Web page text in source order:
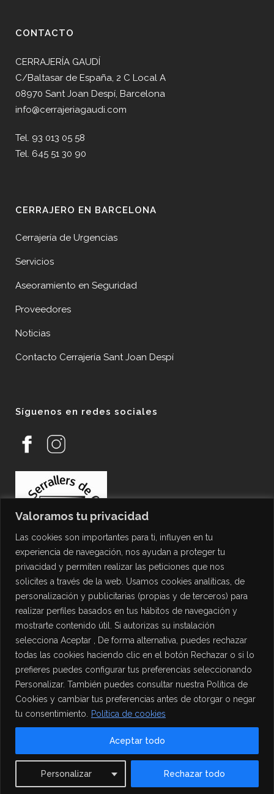
Valoramos tu privacidad
Las cookies son importantes para ti, influyen en tu
experiencia de navegación, nos ayudan a proteger tu
privacidad y permiten realizar las peticiones que nos
solicites a través de la web. Usamos cookies analíticas, de
personalización y publicitarias (propias y de terceros) para
realizar perfiles basados en tus hábitos de navegación y
mostrarte contenido útil. Si autorizas su instalación
selecciona Aceptar , De forma alternativa, puedes rechazar
todas las cookies haciendo clic en el botón Rechazar o si lo
prefieres puedes configurar tus preferencias seleccionando
Personalizar. También puedes consultar nuestra Política de
Cookies y cambiar tus preferencias antes de otorgar o negar
tu consentimiento.
Política de cookies
Personalizar Rechazar todo
Aceptar todo
CONTACTO
CERRAJERÍA GAUDÍ
C/Baltasar de España, 2 C Local A
08970 Sant Joan Despí, Barcelona
info@cerrajeriagaudi.com
Tel. 93 013 05 58
Tel. 645 51 30 90
CERRAJERO EN BARCELONA
Cerrajería de Urgencias
Servicios
Aseoramiento en Seguridad
Proveedores
Noticias
Contacto Cerrajería Sant Joan Despí
Síguenos en redes sociales
PROTECCIÓN DE DATOS
Política de Privacidad
Política de Cookies
Aviso Legal